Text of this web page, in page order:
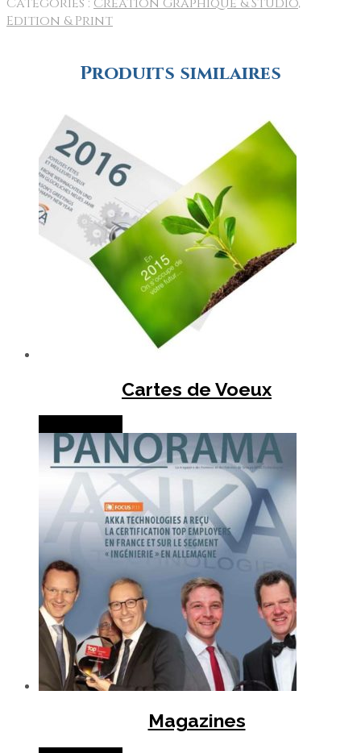
Edition & Print
Produits similaires
Cartes de Voeux
Magazines